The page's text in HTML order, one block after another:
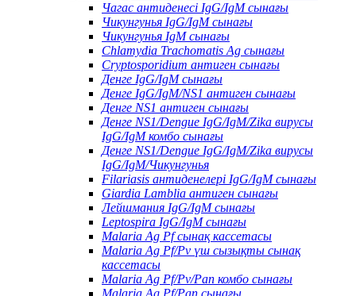
Чагас антиденесі IgG/IgM сынағы
Чикунгунья IgG/IgM сынағы
Чикунгунья IgM сынағы
Chlamydia Trachomatis Ag сынағы
Cryptosporidium антиген сынағы
Денге IgG/IgM сынағы
Денге IgG/IgM/NS1 антиген сынағы
Денге NS1 антиген сынағы
Денге NS1/Dengue IgG/IgM/Zika вирусы
IgG/IgM комбо сынағы
Денге NS1/Dengue IgG/IgM/Zika вирусы
IgG/IgM/Чикунгунья
Filariasis антиденелері IgG/IgM сынағы
Giardia Lamblia антиген сынағы
Лейшмания IgG/IgM сынағы
Leptospira IgG/IgM сынағы
Malaria Ag Pf сынақ кассетасы
Malaria Ag Pf/Pv үш сызықты сынақ
кассетасы
Malaria Ag Pf/Pv/Pan комбо сынағы